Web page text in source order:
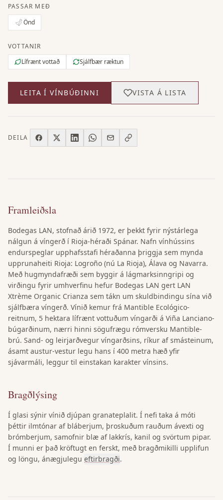
PASSAR MEÐ
Önd
VOTTANIR
Lífrænt vottað
Sjálfbær ræktun
LEITA Í VÍNBÚÐINNI VISTA Á LISTA
DEILA
Framleiðsla
Bodegas LAN, stofnað árið 1972, er þekkt fyrir nýstárlega
nálgun á víngerð í Rioja-héraði Spánar. Nafn vínhússins
endurspeglar upphafsstafi héraðanna þriggja sem mynda
upprunaheiti Rioja: Logroño (nú La Rioja), Álava og Navarra.
Með hugmyndafræði sem byggir á lágmarksinngripi og
virðingu fyrir umhverfinu hefur Bodegas LAN gert LAN
Xtrème Organic Crianza sem tákn um skuldbindingu sína við
sjálfbæra víngerð. Vínið kemur frá Mantible Ecológico-
reitnum, 5 hektara lífrænt vottuðum víngarði á Viña Lanciano-
búgarðinum, nærri hinni sögufrægu rómversku Mantible-
brú. Sand- og leirjarðvegur víngarðsins, ríkur af smásteinum,
ásamt austur-vestur legu hans í 400 metra hæð yfir
sjávarmáli, leggur til einstakan karakter vínsins.
Bragðlýsing
Í glasi sýnir vínið djúpan granateplalit. Í nefi taka á móti
þéttir ilmtónar af bláberjum, þroskuðum rauðum ávexti og
brómberjum, samofnir blæ af lakkrís, kanil og svörtum pipar.
Í munni er það kröftugt en ferskt, með bragðmikilli upplifun
og löngu, ánægjulegu eftirbragði.